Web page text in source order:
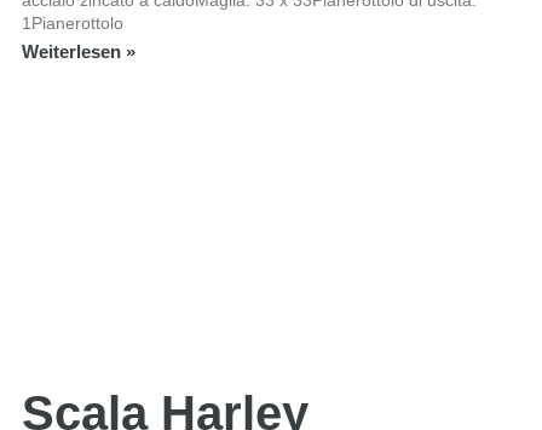
1Pianerottolo
Weiterlesen »
Scala Harley